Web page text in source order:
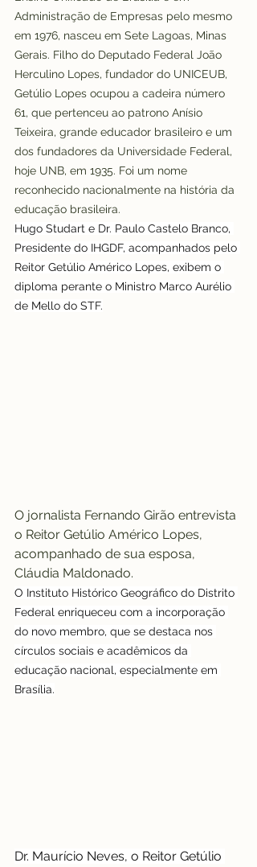
Administração de Empresas pelo mesmo
em 1976, nasceu em Sete Lagoas, Minas
Gerais. Filho do Deputado Federal João
Herculino Lopes, fundador do UNICEUB,
Getúlio Lopes ocupou a cadeira número
61, que pertenceu ao patrono Anísio
Teixeira, grande educador brasileiro e um
dos fundadores da Universidade Federal,
hoje UNB, em 1935. Foi um nome
reconhecido nacionalmente na história da
educação brasileira.
Hugo Studart e Dr. Paulo Castelo Branco,
Presidente do IHGDF, acompanhados pelo
Reitor Getúlio Américo Lopes, exibem o
diploma perante o Ministro Marco Aurélio
de Mello do STF.
O jornalista Fernando Girão entrevista
o Reitor Getúlio Américo Lopes,
acompanhado de sua esposa,
Cláudia Maldonado.
O Instituto Histórico Geográfico do Distrito
Federal enriqueceu com a incorporação
do novo membro, que se destaca nos
círculos sociais e acadêmicos da
educação nacional, especialmente em
Brasília.
Dr. Maurício Neves, o Reitor Getúlio